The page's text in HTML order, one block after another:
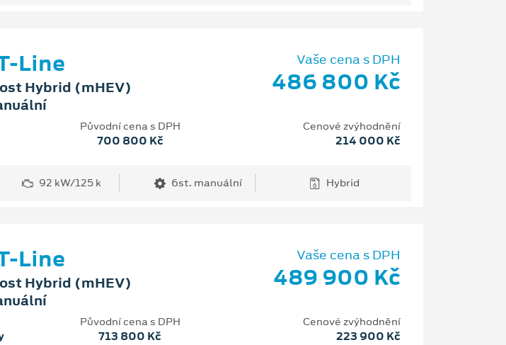
Line
Hybrid (mHEV)
Vaše cena s DPH
486 800 Kč
Původní cena s DPH
700 800 Kč
Cenové zvýhodnění
214 000 Kč
92 kW/125 k 6st. manuální Hybrid
Line
Hybrid (mHEV)
Vaše cena s DPH
489 900 Kč
Původní cena s DPH
713 800 Kč
Cenové zvýhodnění
223 900 Kč